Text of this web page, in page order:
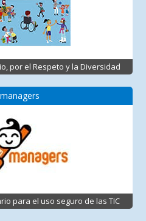
por el Respeto y la Diversidad
para el uso seguro de las TIC